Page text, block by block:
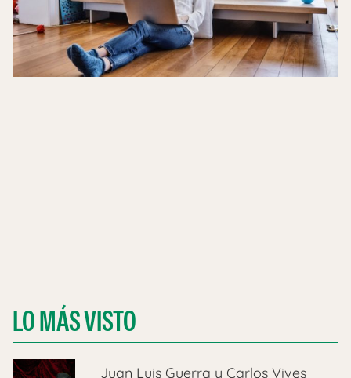
LO MÁS VISTO
Juan Luis Guerra y Carlos Vives